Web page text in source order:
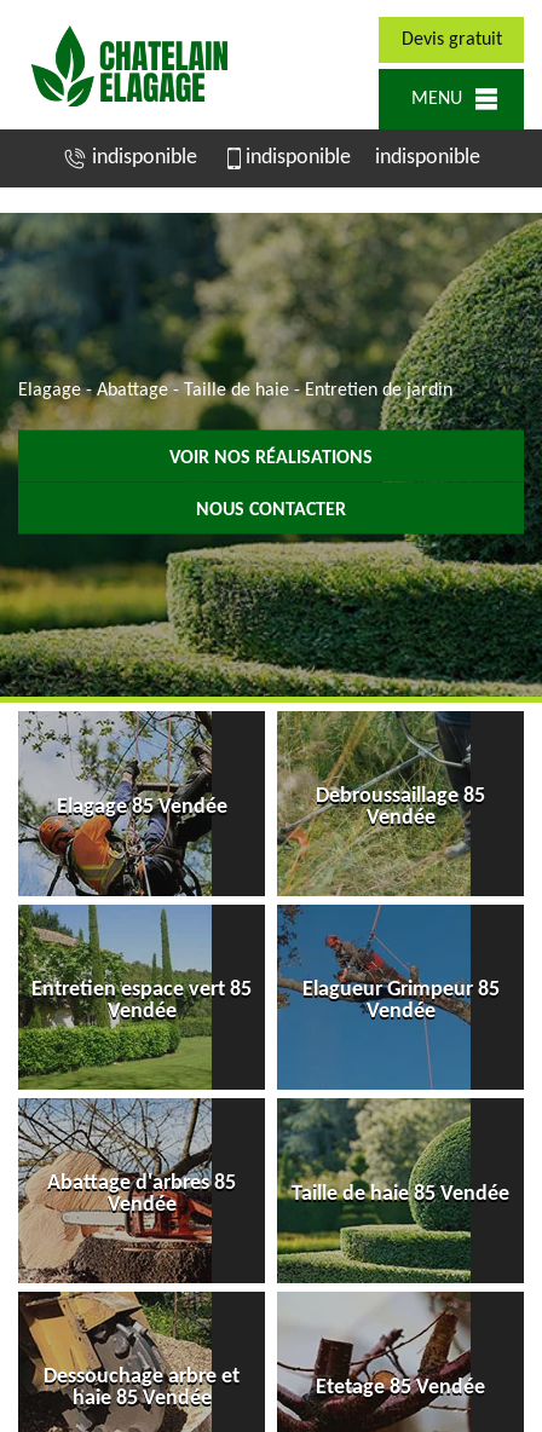
Devis gratuit
MENU
indisponible indisponible indisponible
Elagage - Abattage - Taille de haie - Entretien de jardin
VOIR NOS RÉALISATIONS
NOUS CONTACTER
Elagage 85 Vendée
Debroussaillage 85
Vendée
Entretien espace vert 85
Vendée
Elagueur Grimpeur 85
Vendée
Abattage d'arbres 85
Vendée
Taille de haie 85 Vendée
Dessouchage arbre et
haie 85 Vendée
Etetage 85 Vendée